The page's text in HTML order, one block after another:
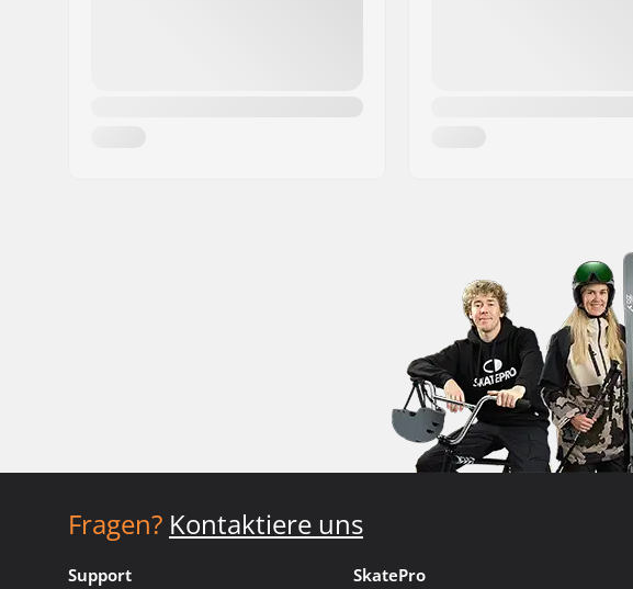
Fragen? Kontaktiere uns
Support SkatePro